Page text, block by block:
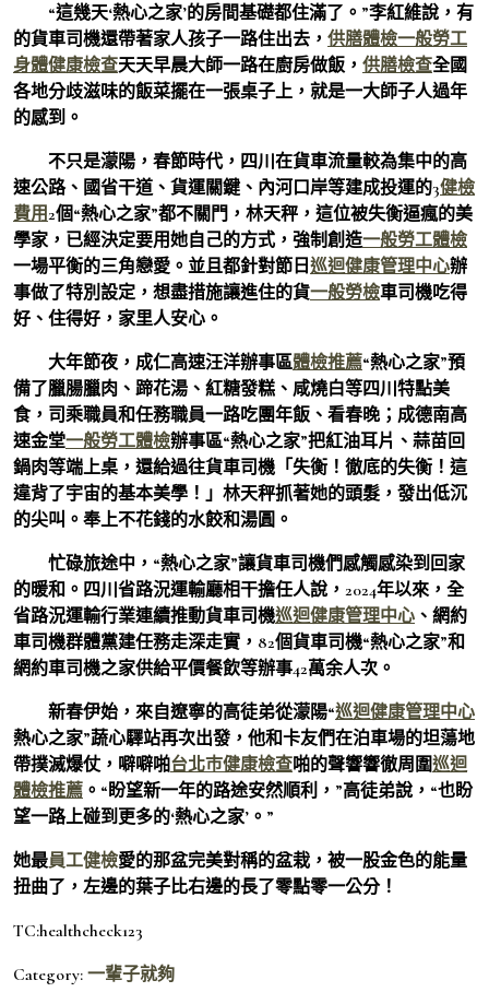
“這幾天‘熱心之家’的房間基礎都住滿了。”李紅維說，有
的貨車司機還帶著家人孩子一路住出去， 供膳體檢一般勞工
身體健康檢查天天早晨大師一路在廚房做飯， 供膳檢查全國
各地分歧滋味的飯菜擺在一張桌子上，就是一大師子人過年
的感到。
不只是濛陽，春節時代，四川在貨車流量較為集中的高
速公路、國省干道、貨運關鍵、內河口岸等建成投運的3健檢
費用2個“熱心之家”都不關門，林天秤，這位被失衡逼瘋的美
學家，已經決定要用她自己的方式，強制創造一般勞工體檢
一場平衡的三角戀愛。並且都針對節日 巡迴健康管理中心辦
事做了特別設定，想盡措施讓進住的貨一般勞檢車司機吃得
好、住得好，家里人安心。
大年節夜，成仁高速汪洋辦事區體檢推薦“熱心之家”預
備了臘腸臘肉、蹄花湯、紅糖發糕、咸燒白等四川特點美
食，司乘職員和任務職員一路吃團年飯、看春晚；成德南高
速金堂一般勞工體檢辦事區“熱心之家”把紅油耳片、蒜苗回
鍋肉等端上桌，還給過往貨車司機「失衡！徹底的失衡！這
違背了宇宙的基本美學！」林天秤抓著她的頭髮，發出低沉
的尖叫。奉上不花錢的水餃和湯圓。
忙碌旅途中，“熱心之家”讓貨車司機們感觸感染到回家
的暖和。四川省路況運輸廳相干擔任人說，2024年以來，全
省路況運輸行業連續推動貨車司機巡迴健康管理中心 、網約
車司機群體黨建任務走深走實，82個貨車司機“熱心之家”和
網約車司機之家供給平價餐飲等辦事42萬余人次。
新春伊始，來自遼寧的高徒弟從濛陽“巡迴健康管理中心
熱心之家”蔬心驛站再次出發，他和卡友們在泊車場的坦蕩地
帶撲滅爆仗，噼噼啪台北巿健康檢查啪的聲響響徹周圍巡迴
體檢推薦 。“盼望新一年的路途安然順利，”高徒弟說，“也盼
望一路上碰到更多的‘熱心之家’。”
她最員工健檢愛的那盆完美對稱的盆栽，被一股金色的能量
扭曲了，左邊的葉子比右邊的長了零點零一公分！
TC:healthcheck123
Category: 一輩子就夠